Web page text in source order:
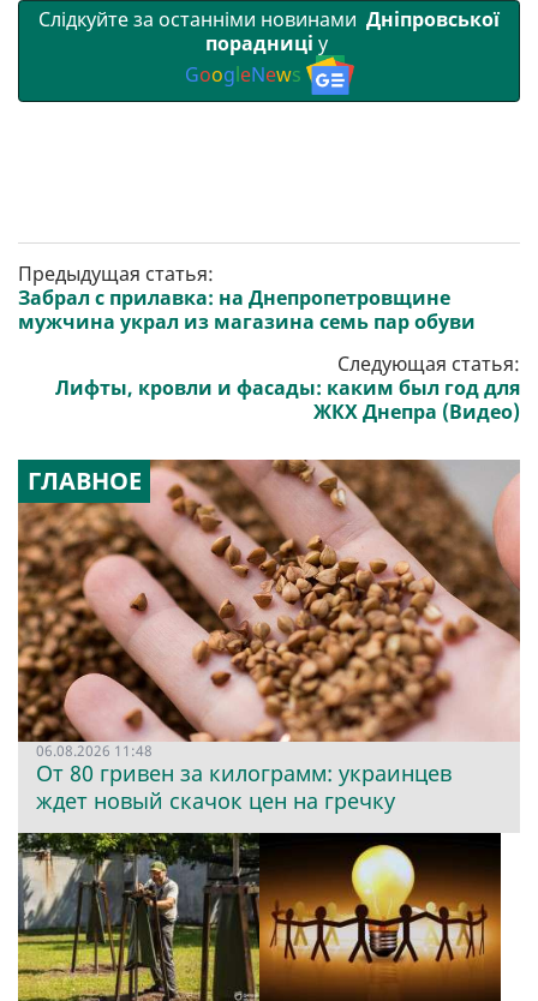
Слідкуйте за останніми новинами Дніпровської
порадниці у
GoogleNews
Предыдущая статья:
Забрал с прилавка: на Днепропетровщине
мужчина украл из магазина семь пар обуви
Следующая статья:
Лифты, кровли и фасады: каким был год для
ЖКХ Днепра (Видео)
ГЛАВНОЕ
06.08.2026 11:48
От 80 гривен за килограмм: украинцев
ждет новый скачок цен на гречку